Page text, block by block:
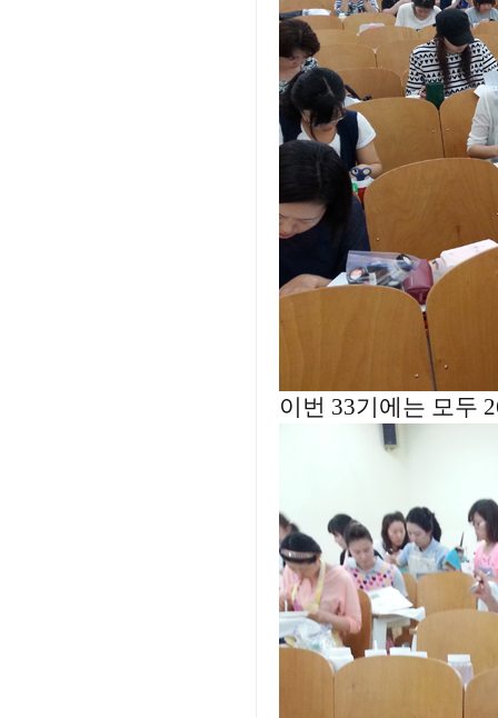
이번 33기에는 모두